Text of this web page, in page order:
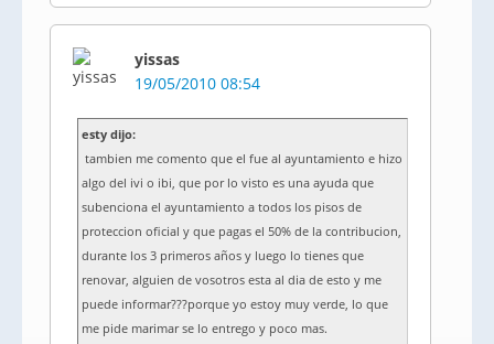
yissas
19/05/2010 08:54
esty dijo:
tambien me comento que el fue al ayuntamiento e hizo
algo del ivi o ibi, que por lo visto es una ayuda que
subenciona el ayuntamiento a todos los pisos de
proteccion oficial y que pagas el 50% de la contribucion,
durante los 3 primeros años y luego lo tienes que
renovar, alguien de vosotros esta al dia de esto y me
puede informar???porque yo estoy muy verde, lo que
me pide marimar se lo entrego y poco mas.